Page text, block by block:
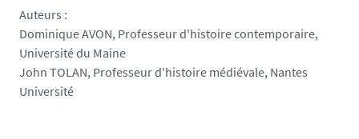
Auteurs :
Dominique AVON, Professeur d'histoire contemporaire,
Université du Maine
John TOLAN, Professeur d'histoire médiévale, Nantes
Université